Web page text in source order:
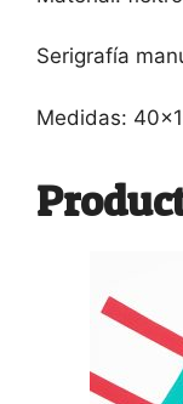
Serigrafía
Medidas: